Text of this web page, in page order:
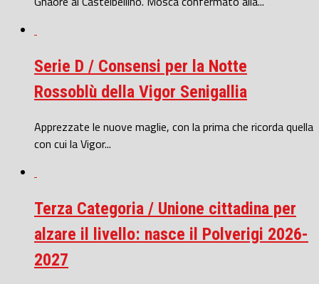
Serie D / Consensi per la Notte
Rossoblù della Vigor Senigallia
Apprezzate le nuove maglie, con la prima che ricorda quella
con cui la Vigor...
Terza Categoria / Unione cittadina per
alzare il livello: nasce il Polverigi 2026-
2027